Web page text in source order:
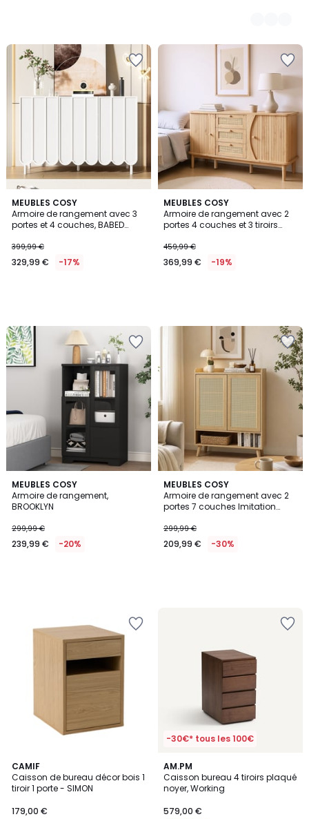
MEUBLES COSY
Armoire de rangement avec 3
portes et 4 couches, BABED
399,99 €
329,99 € -17%
MEUBLES COSY
Armoire de rangement avec 2
portes 4 couches et 3 tiroirs
Armoire
459,99 €
369,99 € -19%
MEUBLES COSY
Armoire de rangement,
BROOKLYN
299,99 €
239,99 € -20%
MEUBLES COSY
Armoire de rangement avec 2
portes 7 couches Imitation
299,99 €
209,99 € -30%
CAMIF
Caisson de bureau décor bois 1
tiroir 1 porte - SIMON
179,00 €
-30€* tous les 100€
AM.PM
Caisson bureau 4 tiroirs plaqué
noyer, Working
579,00 €
4
/
5